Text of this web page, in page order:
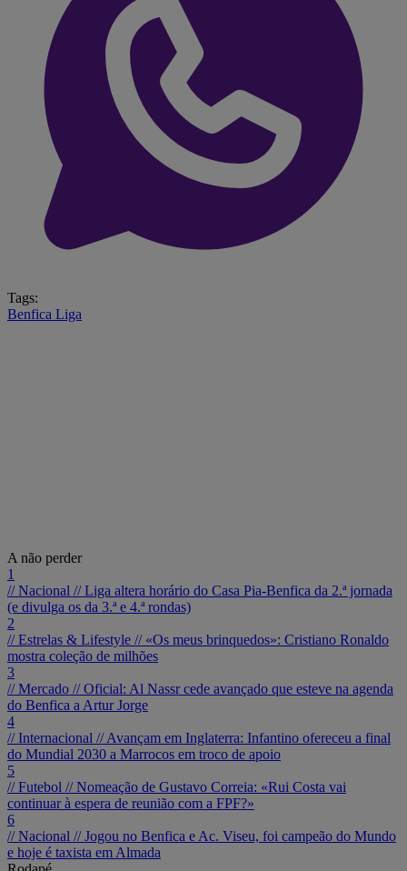
Tags:
Benfica Liga
A não perder
1
// Nacional //Liga altera horário do Casa Pia-Benfica da 2.ª jornada
(e divulga os da 3.ª e 4.ª rondas)
2
// Estrelas & Lifestyle // «Os meus brinquedos»: Cristiano Ronaldo
mostra coleção de milhões
3
// Mercado //Oficial: Al Nassr cede avançado que esteve na agenda
do Benfica a Artur Jorge
4
// Internacional //Avançam em Inglaterra: Infantino ofereceu a final
do Mundial 2030 a Marrocos em troco de apoio
5
// Futebol //Nomeação de Gustavo Correia: «Rui Costa vai
continuar à espera de reunião com a FPF?»
6
// Nacional //Jogou no Benfica e Ac. Viseu, foi campeão do Mundo
e hoje é taxista em Almada